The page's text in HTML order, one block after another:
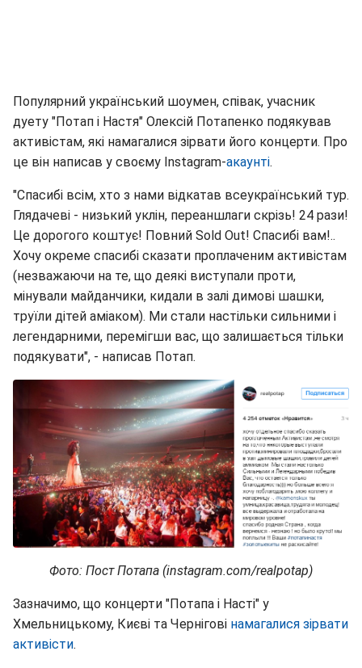
Популярний український шоумен, співак, учасник
дуету "Потап і Настя" Олексій Потапенко подякував
активістам, які намагалися зірвати його концерти. Про
це він написав у своєму Instagram-акаунті.
"Спасибі всім, хто з нами відкатав всеукраїнський тур.
Глядачеві - низький уклін, переаншлаги скрізь! 24 рази!
Це дорогого коштує! Повний Sold Out! Спасибі вам!..
Хочу окреме спасибі сказати проплаченим активістам
(незважаючи на те, що деякі виступали проти,
мінували майданчики, кидали в залі димові шашки,
труїли дітей аміаком). Ми стали настільки сильними і
легендарними, перемігши вас, що залишається тільки
подякувати", - написав Потап.
Фото: Пост Потапа (instagram.com/realpotap)
Зазначимо, що концерти "Потапа і Насті" у
Хмельницькому, Києві та Чернігові намагалися зірвати
активісти.